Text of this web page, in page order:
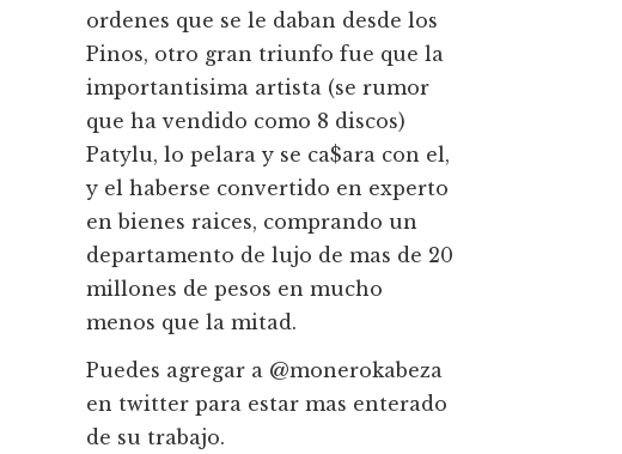
ordenes que se le daban desde los
Pinos, otro gran triunfo fue que la
importantisima artista (se rumor
que ha vendido como 8 discos)
Patylu, lo pelara y se ca$ara con el,
y el haberse convertido en experto
en bienes raices, comprando un
departamento de lujo de mas de 20
millones de pesos en mucho
menos que la mitad.
Puedes agregar a @monerokabeza
en twitter para estar mas enterado
de su trabajo.